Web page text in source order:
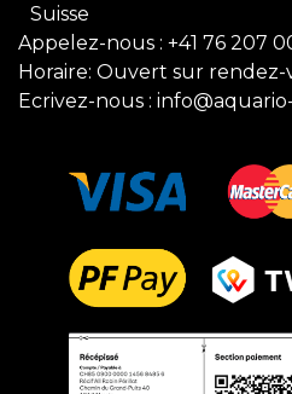
Suisse
Appelez-nous : +41 76 207
Horaire: Ouvert sur
Ecrivez-nous :